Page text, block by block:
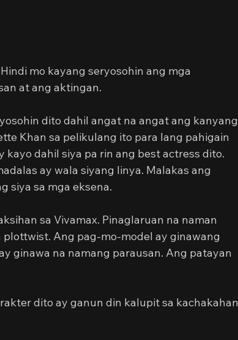
mo kayang seryosohin ang mga
at ang aktingan.
dito dahil angat na angat ang kanyang
Khan sa pelikulang ito para lang pahigain
kayo dahil siya pa rin ang best actress dito.
ay wala siyang linya. Malakas ang
siya sa mga eksena.
sa Vivamax. Pinaglaruan na naman
Ang pag-mo-model ay ginawang
ginawa na namang parausan. Ang patayan
dito ay ganun din kalupit sa kachakahan